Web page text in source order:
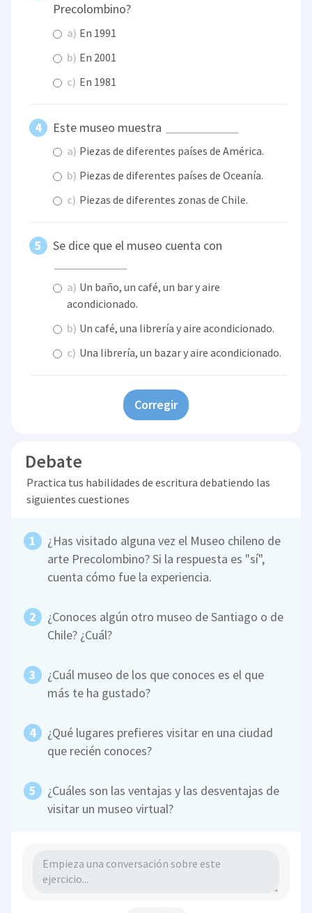
Precolombino?
a) En 1991
b) En 2001
c) En 1981
Este museo muestra
a) Piezas de diferentes países de América.
b) Piezas de diferentes países de Oceanía.
c) Piezas de diferentes zonas de Chile.
Se dice que el museo cuenta con
a) Un baño, un café, un bar y aire
acondicionado.
b) Un café, una librería y aire acondicionado.
c) Una librería, un bazar y aire acondicionado.
Corregir
Debate
Practica tus habilidades de escritura debatiendo las
siguientes cuestiones
¿Has visitado alguna vez el Museo chileno de
arte Precolombino? Si la respuesta es "sí",
cuenta cómo fue la experiencia.
¿Conoces algún otro museo de Santiago o de
Chile? ¿Cuál?
¿Cuál museo de los que conoces es el que
más te ha gustado?
¿Qué lugares prefieres visitar en una ciudad
que recién conoces?
¿Cuáles son las ventajas y las desventajas de
visitar un museo virtual?